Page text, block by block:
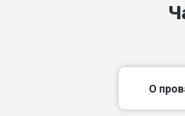
Лесной мкр
Охотский пер
О